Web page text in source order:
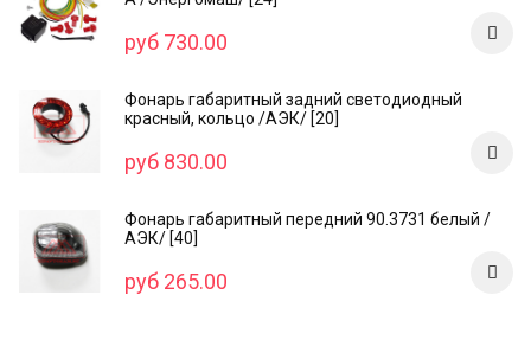
руб 730.00
Фонарь габаритный задний светодиодный
красный, кольцо /AЭК/ [20]
руб 830.00
Фонарь габаритный передний 90.3731 белый /
АЭК/ [40]
руб 265.00